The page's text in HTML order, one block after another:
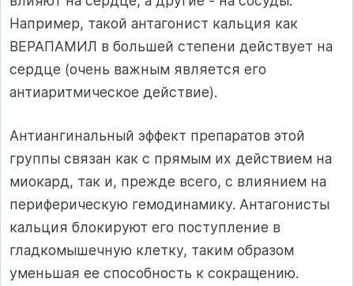
Например, такой антагонист кальция как
ВЕРАПАМИЛ в большей степени действует на
сердце (очень важным является его
антиаритмическое действие).
Антиангинальный эффект препаратов этой
группы связан как с прямым их действием на
миокард, так и, прежде всего, с влиянием на
периферическую гемодинамику. Антагонисты
кальция блокируют его поступление в
гладкомышечную клетку, таким образом
уменьшая ее способность к сокращению.